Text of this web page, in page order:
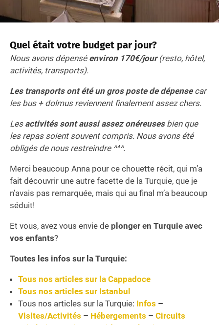
Quel était votre budget par jour?
Nous avons dépensé environ 170€/jour(resto, hôtel,
activités, transports).
Les transports ont été un gros poste de dépensecar
les bus + dolmus reviennent finalement assez chers.
Les activités sont aussi assez onéreusesbien que
les repas soient souvent compris. Nous avons été
obligés de nous restreindre ^^^.
Merci beaucoup Anna pour ce chouette récit, qui m’a
fait découvrir une autre facette de la Turquie, que je
n’avais pas remarquée, mais qui au final m’a beaucoup
séduit!
Et vous, avez vous envie de plonger en Turquie avec
vos enfants?
Toutes les infos sur la Turquie:
Tous nos articles sur la Cappadoce
Tous nos articles sur Istanbul
Tous nos articles sur la Turquie: Infos –
Visites/Activités – Hébergements – Circuits